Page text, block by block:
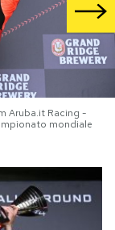
Aruba.it Racing -
mondiale